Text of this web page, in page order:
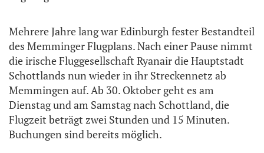
Mehrere Jahre lang war Edinburgh fester Bestandteil
des Memminger Flugplans. Nach einer Pause nimmt
die irische Fluggesellschaft Ryanair die Hauptstadt
Schottlands nun wieder in ihr Streckennetz ab
Memmingen auf. Ab 30. Oktober geht es am
Dienstag und am Samstag nach Schottland, die
Flugzeit beträgt zwei Stunden und 15 Minuten.
Buchungen sind bereits möglich.